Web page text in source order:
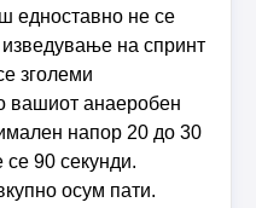
едноставно не се
изведување на спринт
зголеми
вашиот анаеробен
напор 20 до 30
се 90 секунди.
осум пати.